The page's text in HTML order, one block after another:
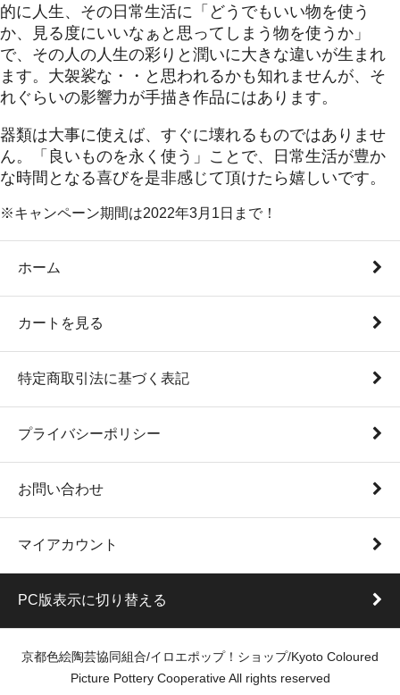
的に人生、その日常生活に「どうでもいい物を使う
か、見る度にいいなぁと思ってしまう物を使うか」
で、その人の人生の彩りと潤いに大きな違いが生まれ
ます。大袈裟な・・と思われるかも知れませんが、そ
れぐらいの影響力が手描き作品にはあります。
器類は大事に使えば、すぐに壊れるものではありませ
ん。
「良いものを永く使う」ことで、日常生活が豊か
な時間となる喜びを是非感じて頂けたら嬉しいです。
※キャンペーン期間は2022年3月1日まで！
ホーム
カートを見る
特定商取引法に基づく表記
プライバシーポリシー
お問い合わせ
マイアカウント
PC版表示に切り替える
京都色絵陶芸協同組合/イロエポップ！ショップ/Kyoto Coloured
Picture Pottery Cooperative All rights reserved